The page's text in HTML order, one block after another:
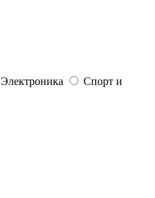
Электроника
Спорт и